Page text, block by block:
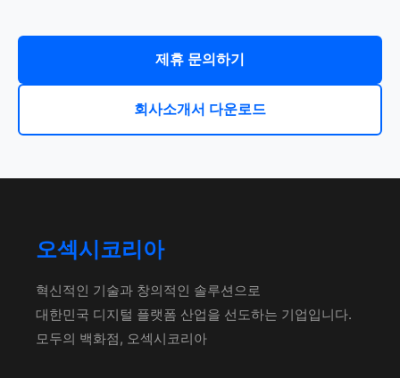
제휴 문의하기
회사소개서 다운로드
오섹시코리아
혁신적인 기술과 창의적인 솔루션으로
대한민국 디지털 플랫폼 산업을 선도하는 기업입니다.
모두의 백화점, 오섹시코리아